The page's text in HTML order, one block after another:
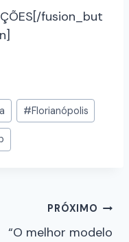
fusion_but
#Florianópolis
PRÓXIMO
“O melhor modelo